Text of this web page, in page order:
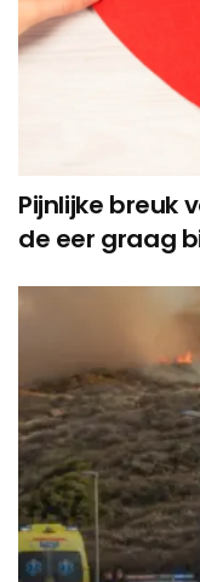
Pijnlijke breuk
de eer graag